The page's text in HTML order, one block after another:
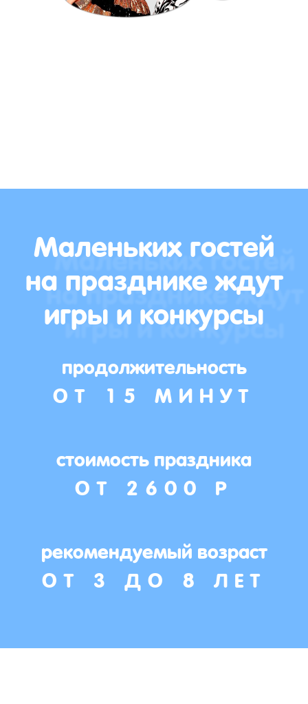
Маленьких гостей
на празднике ждут
игры и конкурсы
продолжительность
ОТ 15 МИНУТ
стоимость праздника
ОТ 2600 Р
рекомендуемый возраст
ОТ 3 ДО 8 ЛЕТ